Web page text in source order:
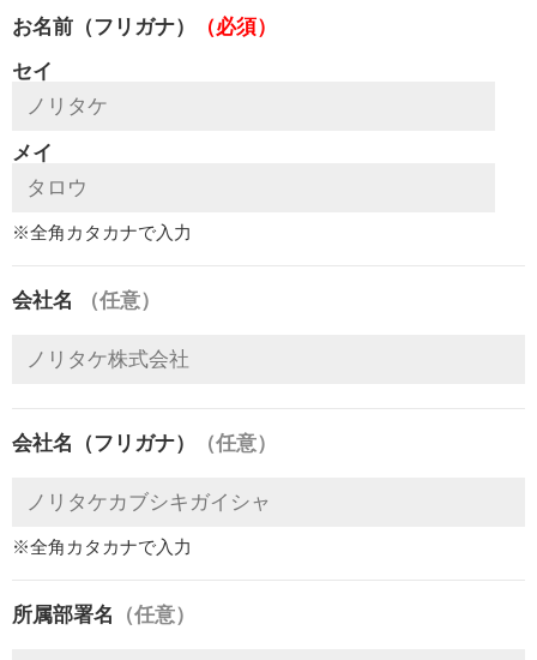
お名前（フリガナ）
（必須）
セイ
メイ
※全角カタカナで入力
会社名 （任意）
会社名（フリガナ） （任意）
※全角カタカナで入力
所属部署名 （任意）